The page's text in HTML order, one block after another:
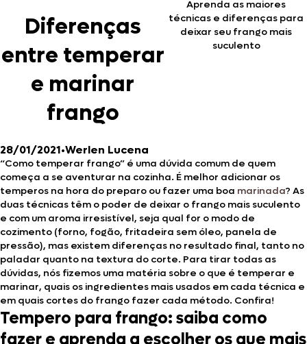
Diferenças
entre temperar
e marinar
frango
Aprenda as maiores
técnicas e diferenças para
deixar seu frango mais
suculento
28/01/2021•Werlen Lucena
“Como temperar frango” é uma dúvida comum de quem
começa a se aventurar na cozinha. É melhor adicionar os
temperos na hora do preparo ou fazer uma boa marinada? As
duas técnicas têm o poder de deixar o frango mais suculento
e com um aroma irresistível, seja qual for o modo de
cozimento (forno, fogão, fritadeira sem óleo, panela de
pressão), mas existem diferenças no resultado final, tanto no
paladar quanto na textura do corte. Para tirar todas as
dúvidas, nós fizemos uma matéria sobre o que é temperar e
marinar, quais os ingredientes mais usados em cada técnica e
em quais cortes do frango fazer cada método. Confira!
Tempero para frango: saiba como
fazer e aprenda a escolher os que mais